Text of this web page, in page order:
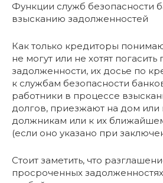
Функции служб безопасности
взысканию задолженностей
Как только кредиторы
не могут или не хотят
задолженности, их досье по
к службам безопасности
работники в процессе
долгов, приезжают на дом или
должникам или к их
(если оно указано при
Стоит заметить, что
просроченных задолженностях